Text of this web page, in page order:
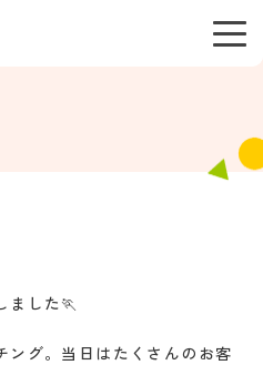
ました🏃
ング。当日はたくさんのお客